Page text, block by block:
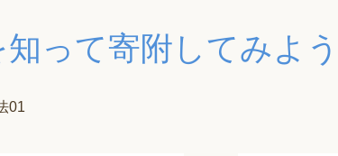
って寄附してみよう
01